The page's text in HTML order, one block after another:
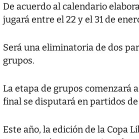
De acuerdo al calendario
jugará entre el 22 y el 31 de
Será una eliminatoria de dos
grupos.
La etapa de grupos comenzará
final se disputará en partidos
Este año, la edición de la Copa